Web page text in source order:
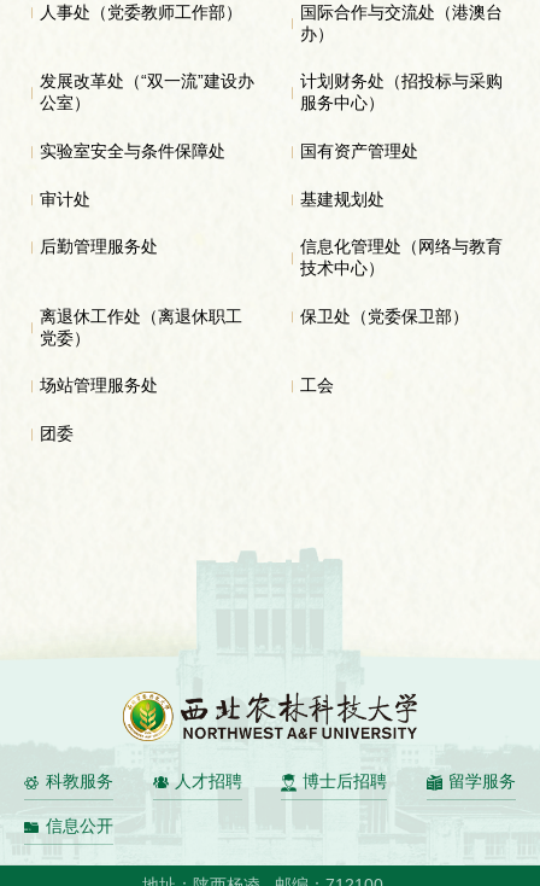
人事处（党委教师工作部）
国际合作与交流处（港澳台
办）
发展改革处（“双一流”建设办
公室）
计划财务处（招投标与采购
服务中心）
实验室安全与条件保障处 国有资产管理处
审计处 基建规划处
后勤管理服务处
信息化管理处（网络与教育
技术中心）
离退休工作处（离退休职工
党委）
保卫处（党委保卫部）
场站管理服务处 工会
团委
科教服务 人才招聘 博士后招聘 留学服务
信息公开